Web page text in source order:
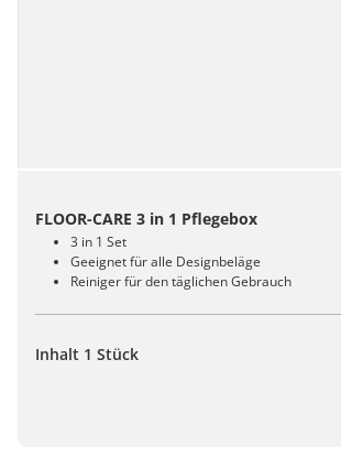
FLOOR-CARE 3 in 1 Pflegebox
3 in 1 Set
Geeignet für alle Designbeläge
Reiniger für den täglichen Gebrauch
Inhalt 1 Stück